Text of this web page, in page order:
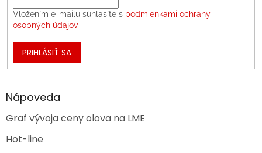
Vložením e-mailu súhlasíte s podmienkami ochrany
osobných údajov
PRIHLÁSIŤ SA
Nápoveda
Graf vývoja ceny olova na LME
Hot-line